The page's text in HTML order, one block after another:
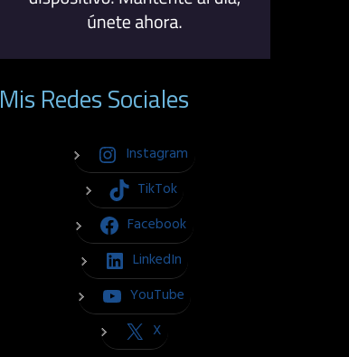
Mis Redes Sociales
Instagram
TikTok
Facebook
LinkedIn
YouTube
X